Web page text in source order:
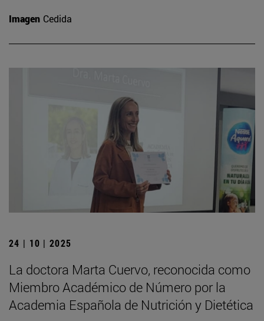
Imagen Cedida
24 | 10 | 2025
La doctora Marta Cuervo, reconocida como
Miembro Académico de Número por la
Academia Española de Nutrición y Dietética